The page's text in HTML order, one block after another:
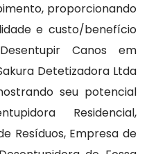
proporcionando
e custo/benefício
Canos em
Detetizadora Ltda
seu potencial
Residencial,
Resíduos, Empresa de